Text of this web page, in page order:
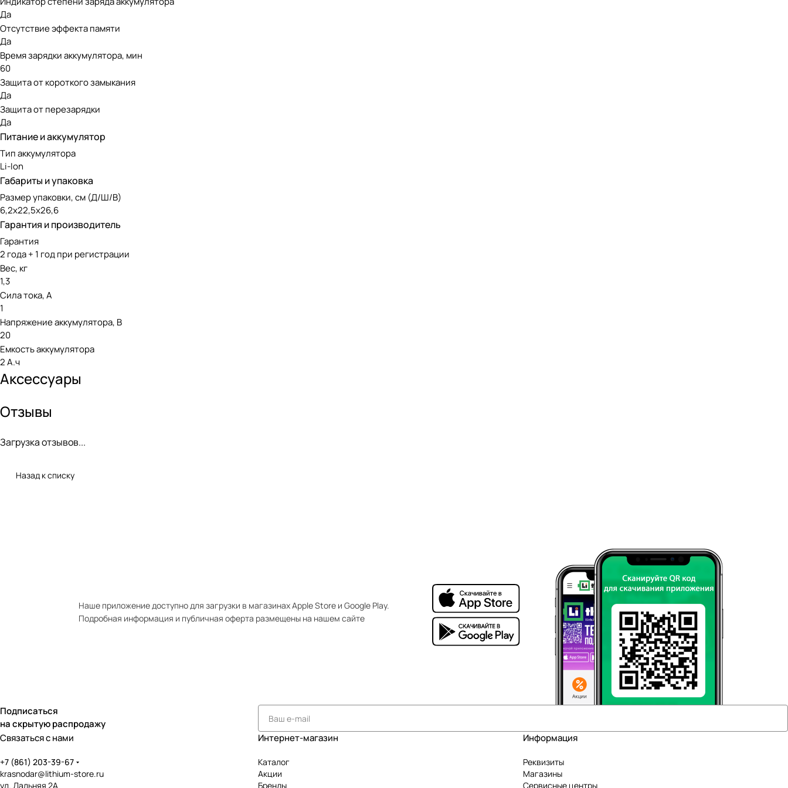
Время зарядки аккумуляторов WORX:
Время зарядки 1х2 А.ч Батарея: около 60 минут
Время зарядки 2х2 А.ч Батарея: около 120 минут
Время зарядки 1х4 А.ч Батарея: около 120 минут
Время зарядки 2х4 А.ч Батарея: около 240 минут
Универсальные аккумуляторы PowerShare
Техника WORX работает от универсальных литий-ионных аккумуляторных батарей WORX PowerShare ёмкостью 2 Ач, 4 Ач и 6 Ач. Эти батареи совместимы со
всей аккумуляторной техникой WORX PowerShare: с линейками 20V, 40V и 80V.
Для питания техники 20V нужна 1 батарея PowerShare 20V.
Для 40V — 2 батареи PowerShare 20V.
Для 80V — 4 батареи PowerShare 20V.
Да
Отсутствие эффекта памяти
Да
Время зарядки аккумулятора, мин
60
Защита от короткого замыкания
Да
Защита от перезарядки
Да
Питание и аккумулятор
Тип аккумулятора
Li-Ion
Габариты и упаковка
Размер упаковки, см (Д/Ш/В)
6,2х22,5х26,6
Гарантия и производитель
Гарантия
2 года + 1 год при регистрации
Вес, кг
1,3
Сила тока, А
1
Напряжение аккумулятора, В
20
Емкость аккумулятора
2 А.ч
Аксессуары
Отзывы
Загрузка отзывов...
Назад к списку
Наше приложение доступно для загрузки в магазинах Apple Store и Google Play.
Подробная информация и публичная оферта размещены на нашем сайте
Подписаться
на скрытую распродажу
Связаться с нами
+7 (861) 203-39-67
krasnodar@lithium-store.ru
ул. Дальняя 2А
Интернет-магазин
Каталог
Акции
Бренды
Информация
Реквизиты
Магазины
Сервисные центры